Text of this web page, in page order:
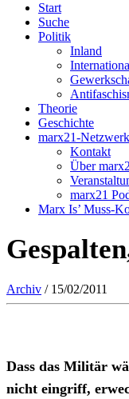
Start
Suche
Politik
Inland
Theorie
Geschichte
marx21-Netzwerk
Kontakt
Über
marx21
Marx Is’ Muss-
Archiv / 15/02/2011
Dass das Militär
nicht eingriff,